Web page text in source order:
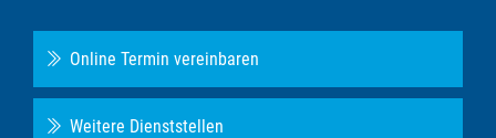
Online Termin vereinbaren
Weitere Dienststellen